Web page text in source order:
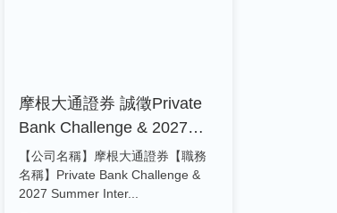
摩根大通證券 誠徵Private
Bank Challenge & 2027
Summer Internships
【公司名稱】摩根大通證券【職務
名稱】Private Bank Challenge &
2027 Summer Inter...